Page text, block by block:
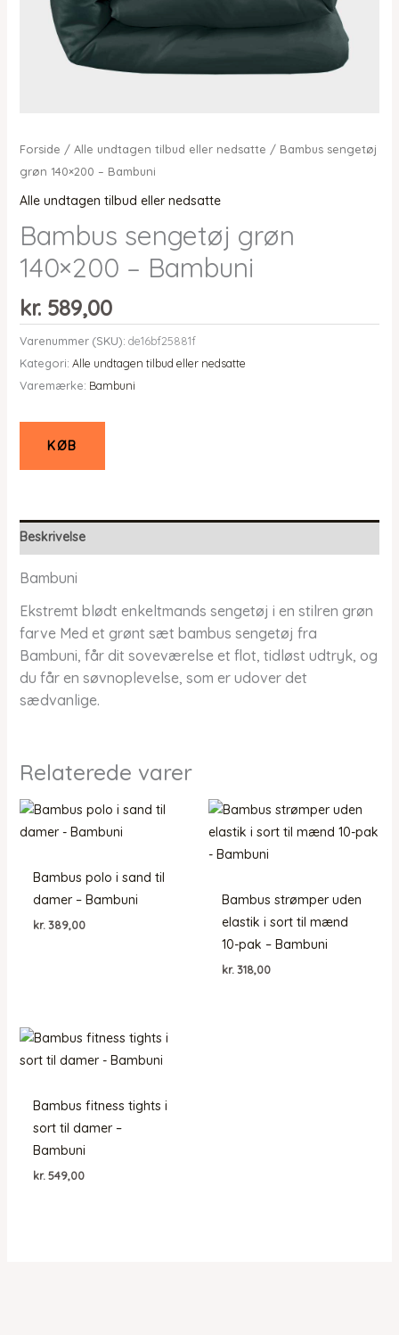
Forside / Alle undtagen tilbud eller nedsatte / Bambus sengetøj
grøn 140×200 – Bambuni
Alle undtagen tilbud eller nedsatte
Bambus sengetøj grøn
140×200 – Bambuni
kr.589,00
Varenummer (SKU): de16bf25881f
Kategori: Alle undtagen tilbud eller nedsatte
Varemærke: Bambuni
KØB
Beskrivelse
Bambuni
Ekstremt blødt enkeltmands sengetøj i en stilren grøn
farve Med et grønt sæt bambus sengetøj fra
Bambuni, får dit soveværelse et flot, tidløst udtryk, og
du får en søvnoplevelse, som er udover det
sædvanlige.
Relaterede varer
Bambus polo i sand til
damer – Bambuni
kr.389,00
Bambus strømper uden
elastik i sort til mænd
10-pak – Bambuni
kr.318,00
Bambus fitness tights i
sort til damer –
Bambuni
kr. 549,00